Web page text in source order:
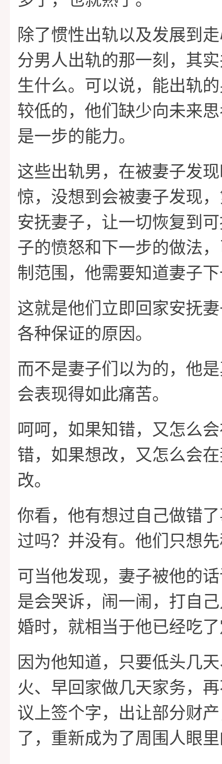
除了惯性出轨以及发展到
分男人出轨的那一刻，其
生什么。可以说，能出轨
较低的，他们缺少向未来
是一步的能力。
这些出轨男，在被妻子发
惊，没想到会被妻子发现
安抚妻子，让一切恢复到
子的愤怒和下一步的做法
制范围，他需要知道妻子
这就是他们立即回家安抚
各种保证的原因。
而不是妻子们以为的，他
会表现得如此痛苦。
呵呵，如果知错，又怎么
错，如果想改，又怎么会
改。
你看，他有想过自己做错
过吗？并没有。他们只想
可当他发现，妻子被他的
是会哭诉，闹一闹，打自
婚时，就相当于他已经吃
因为他知道，只要低头几
火、早回家做几天家务，
议上签个字，出让部分财
了，重新成为了周围人眼